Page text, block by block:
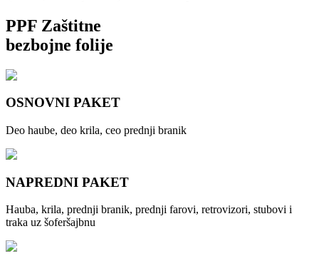
PPF Zaštitne
bezbojne folije
OSNOVNI PAKET
Deo haube, deo krila, ceo prednji branik
NAPREDNI PAKET
Hauba, krila, prednji branik, prednji farovi, retrovizori, stubovi i
traka uz šoferšajbnu